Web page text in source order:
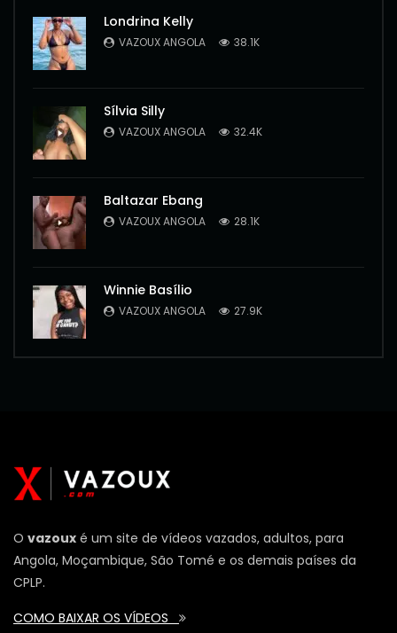
Londrina Kelly
VAZOUX ANGOLA 38.1K
Sílvia Silly
VAZOUX ANGOLA 32.4K
Baltazar Ebang
VAZOUX ANGOLA 28.1K
Winnie Basílio
VAZOUX ANGOLA 27.9K
O vazoux é um site de vídeos vazados, adultos, para
Angola, Moçambique, São Tomé e os demais países da
CPLP.
COMO BAIXAR OS VÍDEOS